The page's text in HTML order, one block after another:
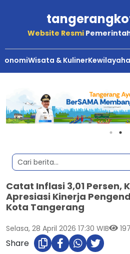
Website Resmi
Wisata & Kuliner
Catat Inflasi 3,01 Persen,
Apresiasi Kinerja
Kota Tangerang
Selasa, 28 April 2026 17:30 WIB 197
Share